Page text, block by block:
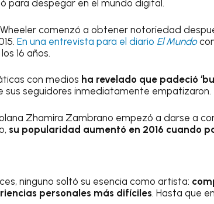
para despegar en el mundo digital.
comenzó a obtener notoriedad
En una entrevista para el diario El Mundo
16 años.
con medios ha revelado que padeció
sus seguidores inmediatamente empatizaron.
Zhamira Zambrano empezó a darse a
su popularidad aumentó en 2016 cuando
ninguno soltó su esencia como artista:
personales más difíciles. Hasta que